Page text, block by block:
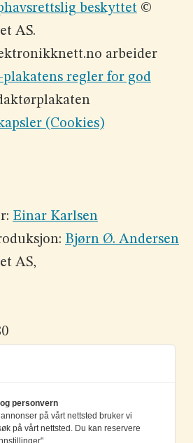
beskyttet©
AS.
arbeider
regler for god
(Cookies)
Einar Karlsen
Bjørn Ø. Andersen
AS,
personvern
på vårt nettsted bruker vi
på vårt nettsted. Du kan reservere